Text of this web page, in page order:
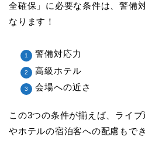
全確保」に必要な条件は、警備
なります！
警備対応力
高級ホテル
会場への近さ
この3つの条件が揃えば、ライ
やホテルの宿泊客への配慮もで